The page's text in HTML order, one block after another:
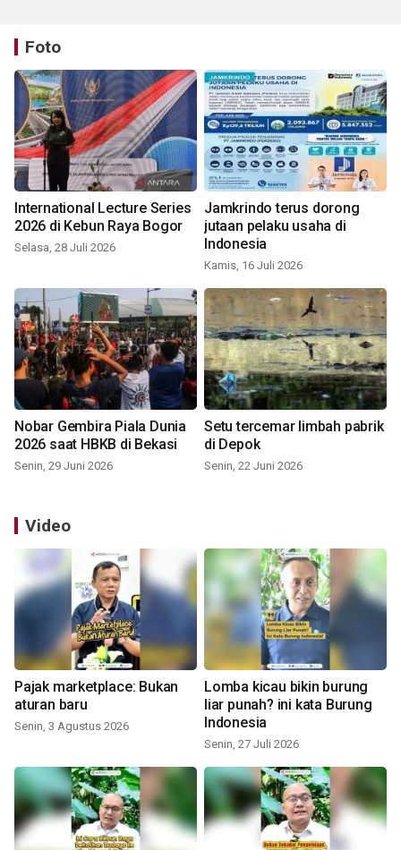
Foto
International Lecture Series
2026 di Kebun Raya Bogor
Selasa, 28 Juli 2026
Jamkrindo terus dorong
jutaan pelaku usaha di
Indonesia
Kamis, 16 Juli 2026
Nobar Gembira Piala Dunia
2026 saat HBKB di Bekasi
Senin, 29 Juni 2026
Setu tercemar limbah pabrik
di Depok
Senin, 22 Juni 2026
Video
Pajak marketplace: Bukan
aturan baru
Senin, 3 Agustus 2026
Lomba kicau bikin burung
liar punah? ini kata Burung
Indonesia
Senin, 27 Juli 2026